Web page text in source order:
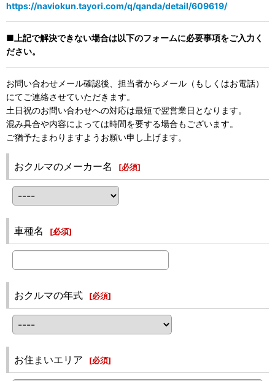
https://naviokun.tayori.com/q/qanda/detail/609619/
■上記で解決できない場合は以下のフォームに必要事項をご入力く
ださい。
お問い合わせメール確認後、担当者からメール（もしくはお電話）
にてご連絡させていただきます。
土日祝のお問い合わせへの対応は最短で翌営業日となります。
混み具合や内容によっては時間を要する場合もございます。
ご猶予たまわりますようお願い申し上げます。
おクルマのメーカー名 [必須]
車種名 [必須]
おクルマの年式 [必須]
お住まいエリア [必須]